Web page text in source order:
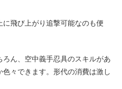
飛び上がり追撃可能なのも便
ん、空中義手忍具のスキルがあ
々できます。形代の消費は激し